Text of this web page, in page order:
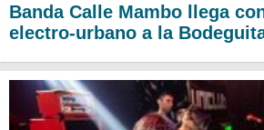
Banda Calle Mambo llega
electro-urbano a la